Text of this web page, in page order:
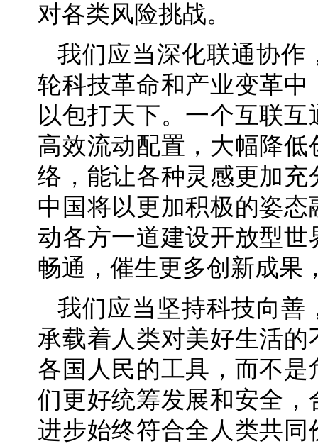
对各类风险挑战。
我们应当深化联通协作
轮科技革命和产业变革
以包打天下。一个互联
高效流动配置，大幅降
络，能让各种灵感更加
中国将以更加积极的姿
动各方一道建设开放型
畅通，催生更多创新成果
我们应当坚持科技向善
承载着人类对美好生活
各国人民的工具，而不
们更好统筹发展和安全
进步始终符合全人类共